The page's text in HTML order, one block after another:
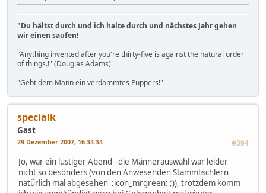
"Du hältst durch und ich halte durch und nächstes Jahr gehen
wir einen saufen!
"Anything invented after you're thirty-five is against the natural order
of things.!" (Douglas Adams)
"Gebt dem Mann ein verdammtes Puppers!"
specialk
Gast
29 Dezember 2007, 16:34:34 #394
Jo, war ein lustiger Abend - die Männerauswahl war leider
nicht so besonders (von den Anwesenden Stammlischlern
natürlich mal abgesehen :icon_mrgreen: ;)), trotzdem komm